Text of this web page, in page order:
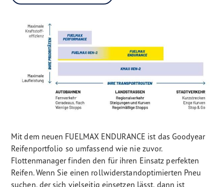
Mit dem neuen FUELMAX ENDURANCE ist das Goodyear
Reifenportfolio so umfassend wie nie zuvor.
Flottenmanager finden den für ihren Einsatz perfekten
Reifen. Wenn Sie einen rollwiderstandoptimierten Pneu
suchen, der sich vielseitig einsetzen lässt, dann ist